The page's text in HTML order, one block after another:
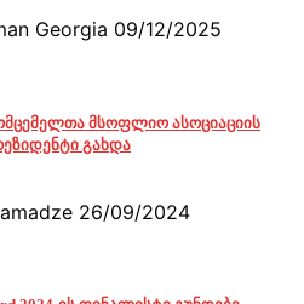
Georgia 09/12/2025
მსოფლიო ასოციაციის
გახდა
26/09/2024